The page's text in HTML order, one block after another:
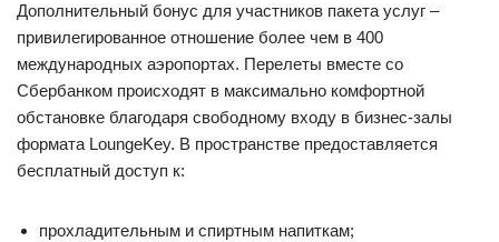
Дополнительный бонус для участников пакета услуг –
привилегированное отношение более чем в 400
международных аэропортах. Перелеты вместе со
Сбербанком происходят в максимально комфортной
обстановке благодаря свободному входу в бизнес-залы
формата LoungeKey. В пространстве предоставляется
бесплатный доступ к:
прохладительным и спиртным напиткам;